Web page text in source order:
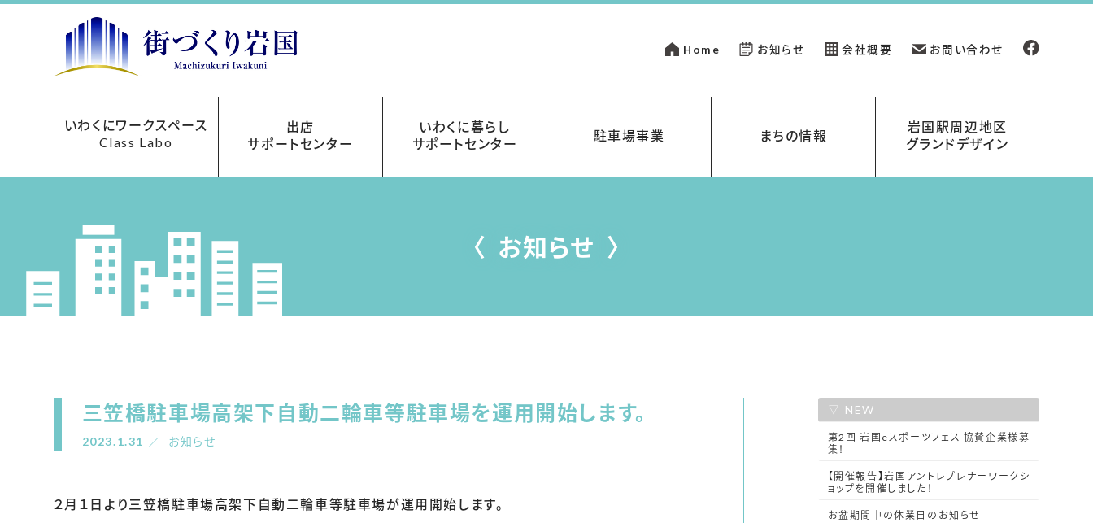
いわくにワークスペース
Class Labo
出店
サポートセンター
いわくに暮らし
サポートセンター
駐車場事業 まちの情報
岩国駅周辺地区
グランドデザイン
Home お知らせ 会社概要 お問い合わせ
お知らせ
三笠橋駐車場高架下自動二輪車等駐車場を運用開始します。
2023.1.31 お知らせ
２月１日より三笠橋駐車場高架下自動二輪車等駐車場が運用開始します。
NEW
第2回 岩国eスポーツフェス 協賛企業様募
集！
【開催報告】岩国アントレプレナーワークシ
ョップを開催しました！
お盆期間中の休業日のお知らせ